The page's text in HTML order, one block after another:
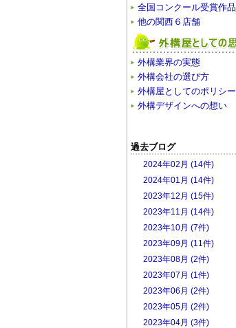
全国コンクール受賞作品
他の関西６店舗
外構業界の実態
外構会社の選び方
外構屋としてのポリシー
外構デザインへの想い
過去ブログ
2024年02月 (14件)
2024年01月 (14件)
2023年12月 (15件)
2023年11月 (14件)
2023年10月 (7件)
2023年09月 (11件)
2023年08月 (2件)
2023年07月 (1件)
2023年06月 (2件)
2023年05月 (2件)
2023年04月 (3件)